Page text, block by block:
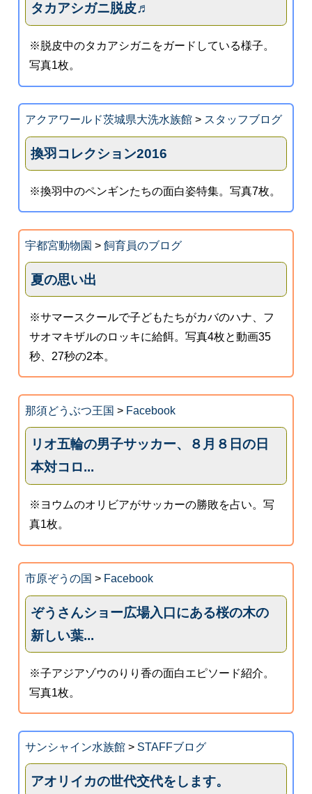
タカアシガニ脱皮♬
※脱皮中のタカアシガニをガードしている様子。
写真1枚。
アクアワールド茨城県大洗水族館> スタッフブログ
換羽コレクション2016
※換羽中のペンギンたちの面白姿特集。写真7枚。
宇都宮動物園 > 飼育員のブログ
夏の思い出
※サマースクールで子どもたちがカバのハナ、フ
サオマキザルのロッキに給餌。写真4枚と動画35
秒、27秒の2本。
那須どうぶつ王国 > Facebook
リオ五輪の男子サッカー、８月８日の日
本対コロ...
※ヨウムのオリビアがサッカーの勝敗を占い。写
真1枚。
市原ぞうの国 > Facebook
ぞうさんショー広場入口にある桜の木の
新しい葉...
※子アジアゾウのりり香の面白エピソード紹介。
写真1枚。
サンシャイン水族館> STAFFブログ
アオリイカの世代交代をします。